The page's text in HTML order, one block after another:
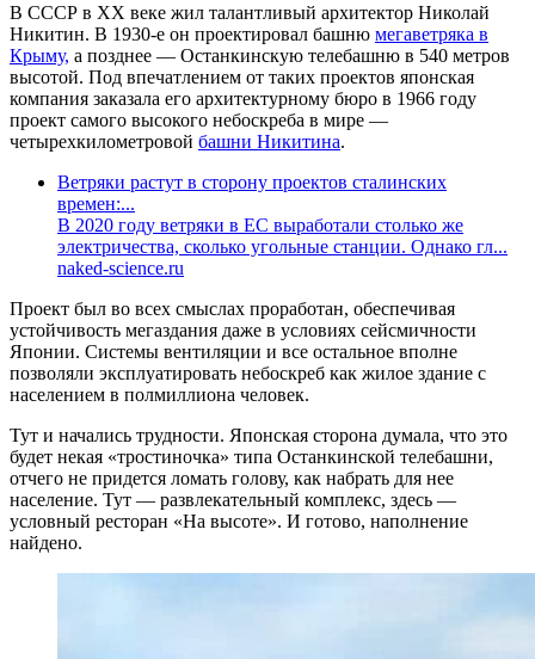
В СССР в XX веке жил талантливый архитектор Николай
Никитин. В 1930-е он проектировал башню мегаветряка в
Крыму, а позднее — Останкинскую телебашню в 540 метров
высотой. Под впечатлением от таких проектов японская
компания заказала его архитектурному бюро в 1966 году
проект самого высокого небоскреба в мире —
четырехкилометровой башни Никитина.
Ветряки растут в сторону проектов сталинских
времен:...
В 2020 году ветряки в ЕС выработали столько же
электричества, сколько угольные станции. Однако гл...
naked-science.ru
Проект был во всех смыслах проработан, обеспечивая
устойчивость мегаздания даже в условиях сейсмичности
Японии. Системы вентиляции и все остальное вполне
позволяли эксплуатировать небоскреб как жилое здание с
населением в полмиллиона человек.
Тут и начались трудности. Японская сторона думала, что это
будет некая «тростиночка» типа Останкинской телебашни,
отчего не придется ломать голову, как набрать для нее
население. Тут — развлекательный комплекс, здесь —
условный ресторан «На высоте». И готово, наполнение
найдено.